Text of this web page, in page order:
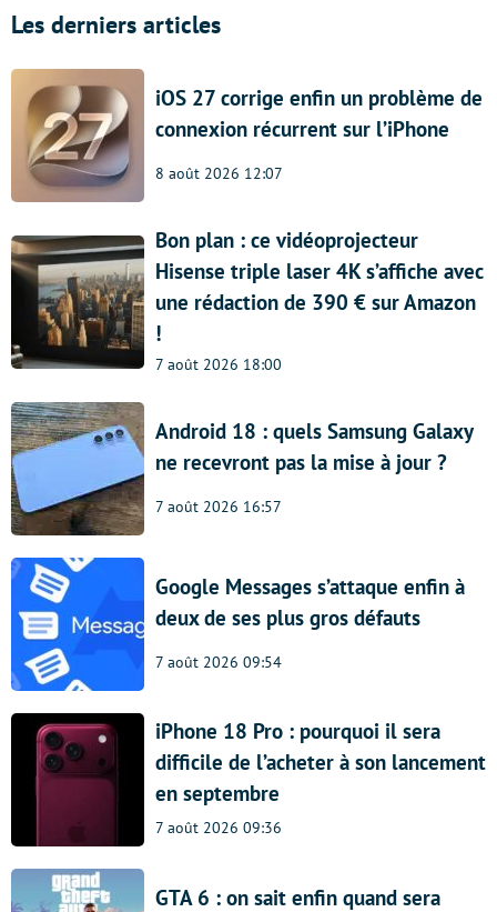
Les derniers articles
iOS 27 corrige enfin un problème de
connexion récurrent sur l’iPhone
8 août 2026 12:07
Bon plan : ce vidéoprojecteur
Hisense triple laser 4K s’affiche avec
une rédaction de 390 € sur Amazon
!
7 août 2026 18:00
Android 18 : quels Samsung Galaxy
ne recevront pas la mise à jour ?
7 août 2026 16:57
Google Messages s’attaque enfin à
deux de ses plus gros défauts
7 août 2026 09:54
iPhone 18 Pro : pourquoi il sera
difficile de l’acheter à son lancement
en septembre
7 août 2026 09:36
GTA 6 : on sait enfin quand sera